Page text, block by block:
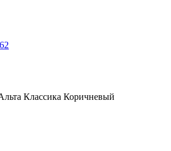
Классика Коричневый